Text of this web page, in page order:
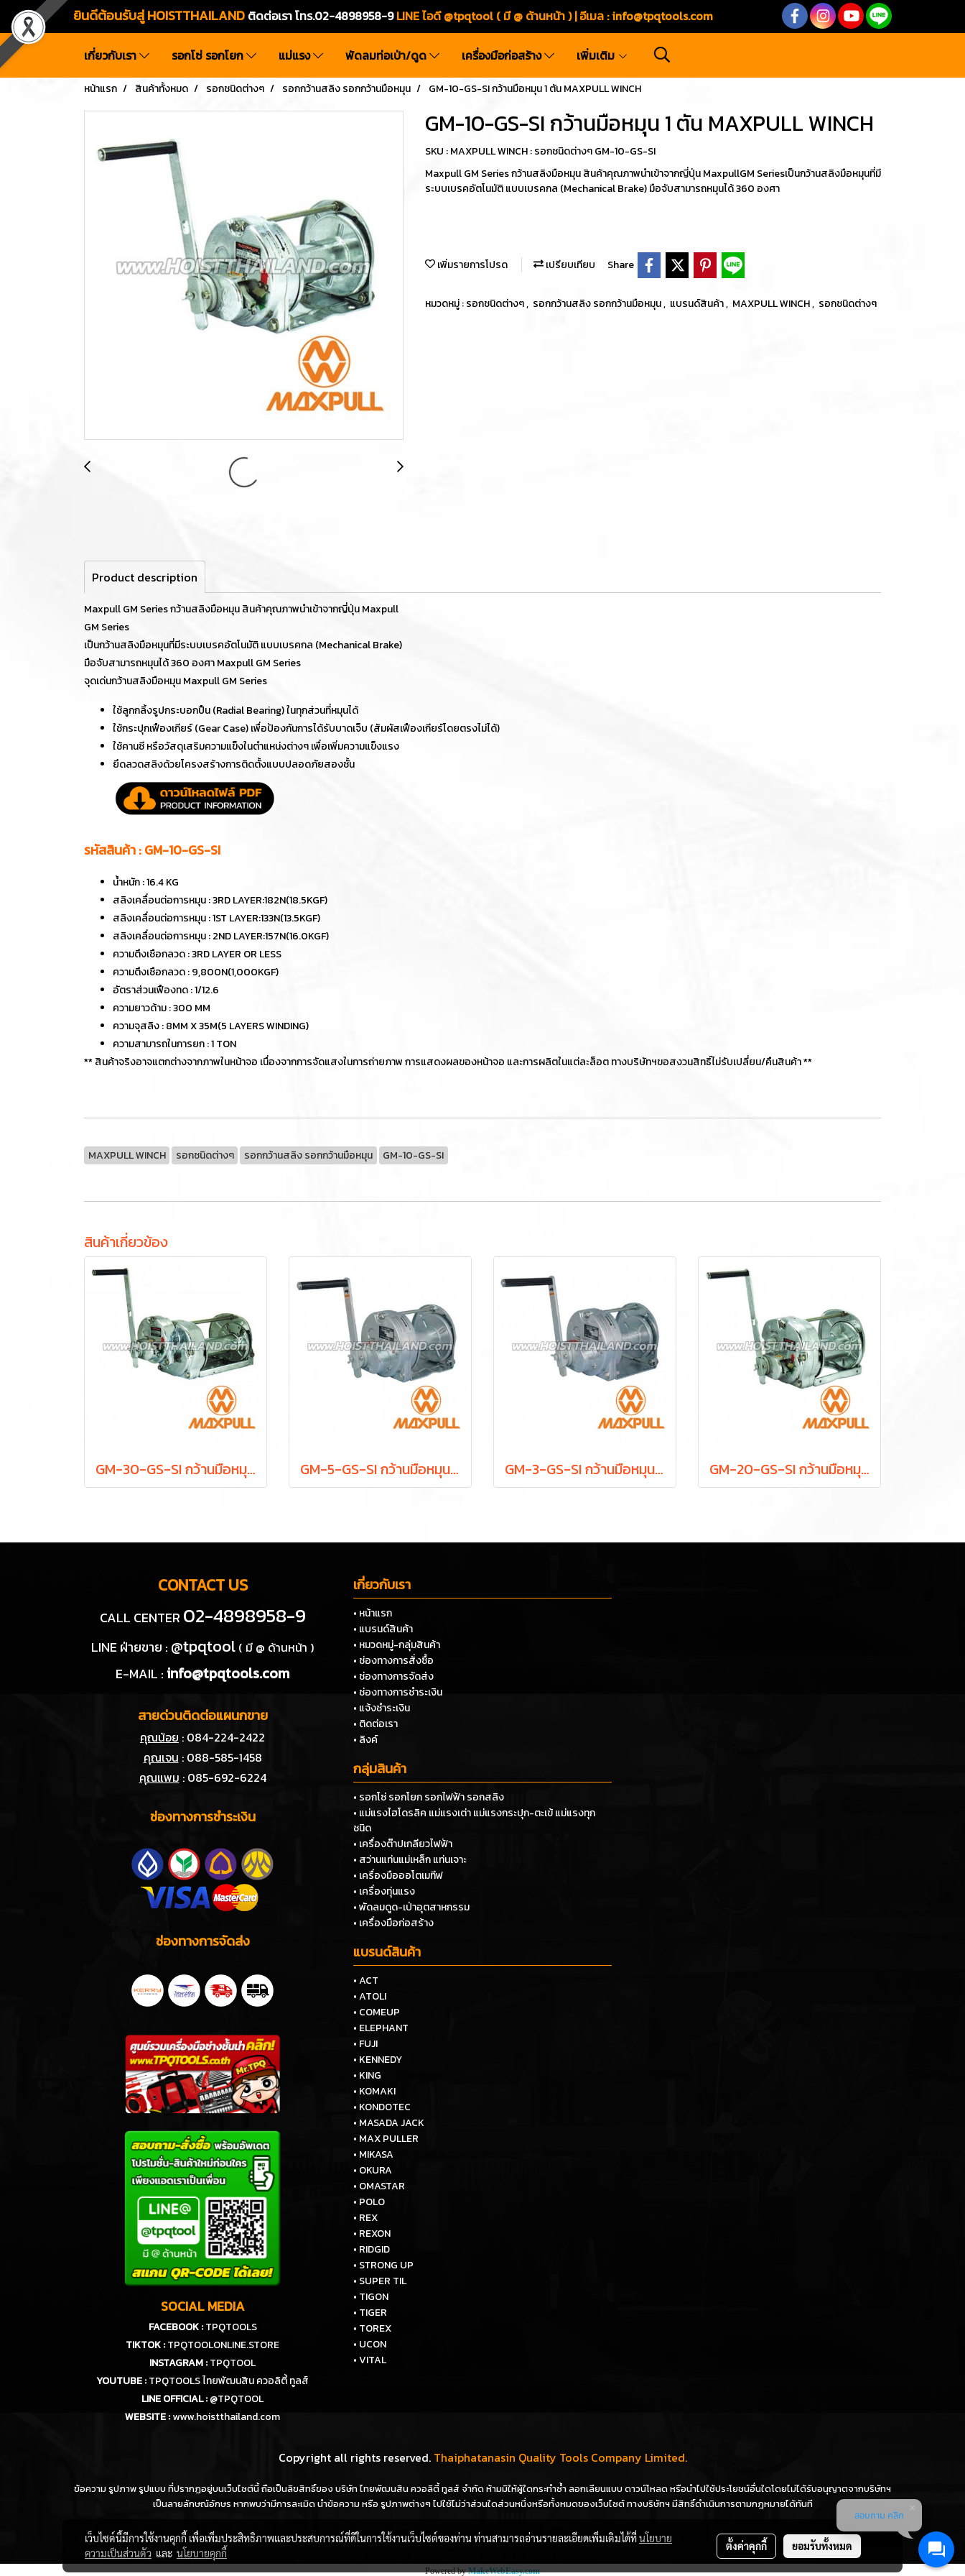
ยินดีต้อนรับสู่ HOISTTHAILAND ติดต่อเรา โทร.02-4898958-9LINE ไอดี @tpqtool ( มี @ ด้านหน้า ) | อีเมล :info@tpqtools.com
เกี่ยวกับเรา รอกโซ่ รอกโยก แม่แรง พัดลมท่อเป่า/ดูด เครื่องมือก่อสร้าง เพิ่มเติม
หน้าแรก สินค้าทั้งหมด รอกชนิดต่างๆ รอกกว้านสลิง รอกกว้านมือหมุน GM-10-GS-SI กว้านมือหมุน 1 ตัน MAXPULL WINCH
GM-10-GS-SI กว้านมือหมุน 1 ตัน MAXPULL WINCH
SKU : MAXPULL WINCH : รอกชนิดต่างๆ GM-10-GS-SI
Maxpull GM Series กว้านสลิงมือหมุน สินค้าคุณภาพนำเข้าจากญี่ปุ่น MaxpullGM Seriesเป็นกว้านสลิงมือหมุนที่มี
ระบบเบรคอัตโนมัติ แบบเบรคกล (Mechanical Brake) มือจับสามารถหมุนได้ 360 องศา
เพิ่มรายการโปรด เปรียบเทียบ Share
หมวดหมู่ :รอกชนิดต่างๆ, รอกกว้านสลิง รอกกว้านมือหมุน, แบรนด์สินค้า, MAXPULL WINCH, รอกชนิดต่างๆ
Product description
Maxpull GM Series กว้านสลิงมือหมุน สินค้าคุณภาพนำเข้าจากญี่ปุ่น Maxpull
GM Series
เป็นกว้านสลิงมือหมุนที่มีระบบเบรคอัตโนมัติ แบบเบรคกล (Mechanical Brake)
มือจับสามารถหมุนได้ 360 องศา Maxpull GM Series
จุดเด่นกว้านสลิงมือหมุน Maxpull GM Series
ใช้ลูกกลิ้งรูปกระบอกปืน (Radial Bearing) ในทุกส่วนที่หมุนได้
ใช้กระปุกเฟืองเกียร์ (Gear Case) เพื่อป้องกันการได้รับบาดเจ็บ (สัมผัสเฟืองเกียร์โดยตรงไม่ได้)
ใช้คานซี หรือวัสดุเสริมความแข็งในตำแหน่งต่างๆ เพื่อเพิ่มความแข็งแรง
ยึดลวดสลิงด้วยโครงสร้างการติดตั้งแบบปลอดภัยสองชั้น
รหัสสินค้า : GM-10-GS-SI
น้ำหนัก : 16.4 KG
สลิงเคลื่อนต่อการหมุน : 3RD LAYER:182N(18.5KGF)
สลิงเคลื่อนต่อการหมุน : 1ST LAYER:133N(13.5KGF)
สลิงเคลื่อนต่อการหมุน : 2ND LAYER:157N(16.0KGF)
ความตึงเชือกลวด : 3RD LAYER OR LESS
ความตึงเชือกลวด : 9,800N(1,000KGF)
อัตราส่วนเฟืองทด : 1/12.6
ความยาวด้าม : 300 MM
ความจุสลิง : 8MM X 35M(5 LAYERS WINDING)
ความสามารถในการยก : 1 TON
** สินค้าจริงอาจแตกต่างจากภาพในหน้าจอ เนื่องจากการจัดแสงในการถ่ายภาพ การแสดงผลของหน้าจอ และการผลิตในแต่ละล็อต ทางบริษัทฯขอสงวนสิทธิ์ไม่รับเปลี่ยน/คืนสินค้า **
MAXPULL WINCH รอกชนิดต่างๆ รอกกว้านสลิง รอกกว้านมือหมุน GM-10-GS-SI
สินค้าเกี่ยวข้อง
GM-30-GS-SI กว้านมือหมุน 3 ตัน MAXPULL WINCH GM-5-GS-SI กว้านมือหมุน 500 กก. MAXPULL WINCH GM-3-GS-SI กว้านมือหมุน 300 กก. MAXPULL WINCH GM-20-GS-SI กว้านมือหมุน 2 ตัน MAXPULL WINCH
CONTACT US
CALL CENTER 02-4898958-9
LINE ฝ่ายขาย : @tpqtool ( มี @ ด้านหน้า )
E-MAIL :info@tpqtools.com
สายด่วนติดต่อแผนกขาย
คุณน้อย : 084-224-2422
คุณเจน : 088-585-1458
คุณแพม : 085-692-6224
ช่องทางการชำระเงิน
ช่องทางการจัดส่ง
SOCIAL MEDIA
FACEBOOK : TPQTOOLS
TIKTOK :TPQTOOLONLINE.STORE
INSTAGRAM :TPQTOOL
YOUTUBE :TPQTOOLS ไทยพัฒนสิน ควอลิตี้ ทูลส์
LINE OFFICIAL :@TPQTOOL
WEBSITE :www.hoistthailand.com
เกี่ยวกับเรา
• หน้าแรก
• แบรนด์สินค้า
• หมวดหมู่-กลุ่มสินค้า
• ช่องทางการสั่งซื้อ
• ช่องทางการจัดส่ง
• ช่องทางการชำระเงิน
• แจ้งชำระเงิน
• ติดต่อเรา
• ลิงค์
กลุ่มสินค้า
• รอกโซ่ รอกโยก รอกไฟฟ้า รอกสลิง
• แม่แรงไฮโดรลิค แม่แรงเต่า แม่แรงกระปุก-ตะเข้ แม่แรงทุก
ชนิด
• เครื่องต๊าปเกลียวไฟฟ้า
• สว่านแท่นแม่เหล็ก แท่นเจาะ
• เครื่องมือออโตเมทีฟ
• เครื่องทุ่นแรง
• พัดลมดูด-เป่าอุตสาหกรรม
• เครื่องมือก่อสร้าง
แบรนด์สินค้า
• ACT
• ATOLI
• COMEUP
• ELEPHANT
• FUJI
• KENNEDY
• KING
• KOMAKI
• KONDOTEC
• MASADA JACK
• MAX PULLER
• MIKASA
• OKURA
• OMASTAR
• POLO
• REX
• REXON
• RIDGID
• STRONG UP
• SUPER TIL
• TIGON
• TIGER
• TOREX
• UCON
• VITAL
Copyright all rights reserved. Thaiphatanasin Quality Tools Company Limited.
ข้อความ รูปภาพ รูปแบบ ที่ปรากฏอยู่บนเว็บไซต์นี้ ถือเป็นลิขสิทธิ์ของ บริษัท ไทยพัฒนสิน ควอลิตี้ ทูลส์ จำกัด ห้ามมิให้ผู้ใดกระทำซ้ำ ลอกเลียนแบบ ดาวน์โหลด หรือนำไปใช้ประโยชน์อื่นใดโดยไม่ได้รับอนุญาตจากบริษัทฯ
เป็นลายลักษณ์อักษร หากพบว่ามีการละเมิด นำข้อความ หรือ รูปภาพต่างๆ ไปใช้ไม่ว่าส่วนใดส่วนหนึ่งหรือทั้งหมดของเว็บไซต์ ทางบริษัทฯ มีสิทธิ์ดำเนินการตามกฎหมายได้ทันที
Powered byMakeWebEasy.com
เว็บไซต์นี้มีการใช้งานคุกกี้ เพื่อเพิ่มประสิทธิภาพและประสบการณ์ที่ดีในการใช้งานเว็บไซต์ของท่าน ท่านสามารถอ่านรายละเอียดเพิ่มเติมได้ที่นโยบาย
ความเป็นส่วนตัว และ นโยบายคุกกี้
ตั้งค่าคุกกี้ ยอมรับทั้งหมด
สอบถาม คลิก